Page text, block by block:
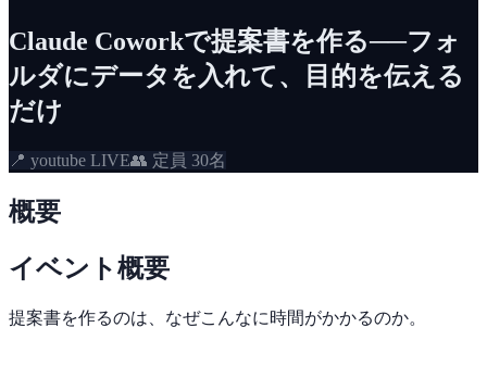
Claude Coworkで提案書を作る──フォ
ルダにデータを入れて、目的を伝える
だけ
📍 youtube LIVE👥 定員 30名
概要
イベント概要
提案書を作るのは、なぜこんなに時間がかかるのか。